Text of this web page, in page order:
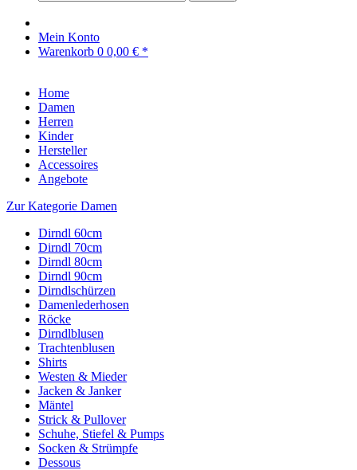
Mein Konto
Warenkorb 0 0,00 € *
Home
Damen
Herren
Kinder
Hersteller
Accessoires
Angebote
Zur Kategorie Damen
Dirndl 60cm
Dirndl 70cm
Dirndl 80cm
Dirndl 90cm
Dirndlschürzen
Damenlederhosen
Röcke
Dirndlblusen
Trachtenblusen
Shirts
Westen & Mieder
Jacken & Janker
Mäntel
Strick & Pullover
Schuhe, Stiefel & Pumps
Socken & Strümpfe
Dessous